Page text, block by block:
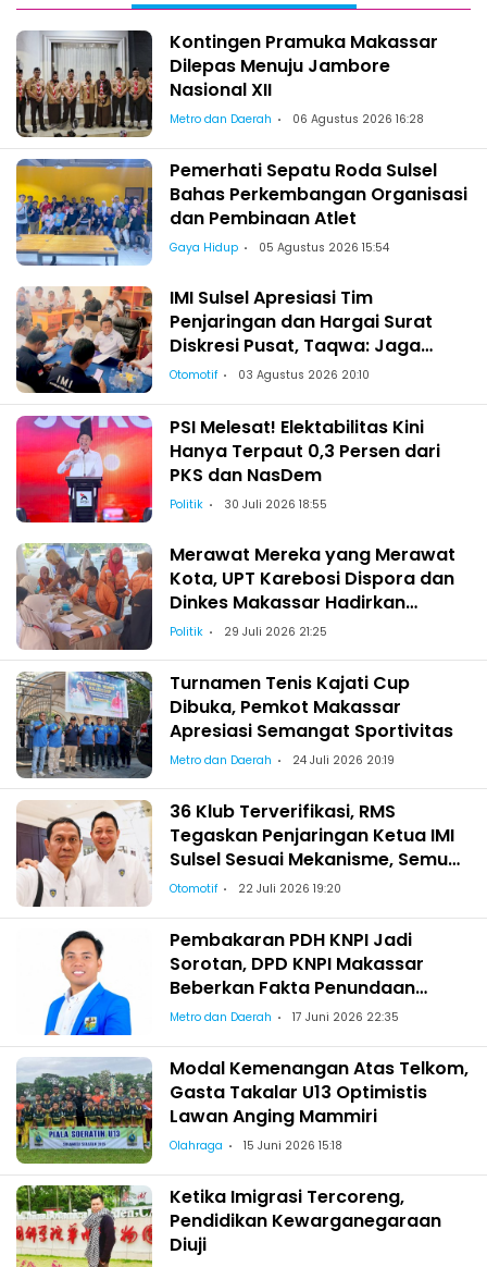
Kontingen Pramuka Makassar
Dilepas Menuju Jambore
Nasional XII
Metro dan Daerah 06 Agustus 2026 16:28
Pemerhati Sepatu Roda Sulsel
Bahas Perkembangan Organisasi
dan Pembinaan Atlet
Gaya Hidup 05 Agustus 2026 15:54
IMI Sulsel Apresiasi Tim
Penjaringan dan Hargai Surat
Diskresi Pusat, Taqwa: Jaga
Kekeluargaan-Kebersamaan
Otomotif 03 Agustus 2026 20:10
PSI Melesat! Elektabilitas Kini
Hanya Terpaut 0,3 Persen dari
PKS dan NasDem
Politik 30 Juli 2026 18:55
Merawat Mereka yang Merawat
Kota, UPT Karebosi Dispora dan
Dinkes Makassar Hadirkan
Pemeriksaan Kesehatan bagi
Politik 29 Juli 2026 21:25
Turnamen Tenis Kajati Cup
Dibuka, Pemkot Makassar
Apresiasi Semangat Sportivitas
Metro dan Daerah 24 Juli 2026 20:19
36 Klub Terverifikasi, RMS
Tegaskan Penjaringan Ketua IMI
Sulsel Sesuai Mekanisme, Semua
Berhak Maju!
Otomotif 22 Juli 2026 19:20
Pembakaran PDH KNPI Jadi
Sorotan, DPD KNPI Makassar
Beberkan Fakta Penundaan
Pelantikan Wajo
Metro dan Daerah 17 Juni 2026 22:35
Modal Kemenangan Atas Telkom,
Gasta Takalar U13 Optimistis
Lawan Anging Mammiri
Olahraga 15 Juni 2026 15:18
Ketika Imigrasi Tercoreng,
Pendidikan Kewarganegaraan
Diuji